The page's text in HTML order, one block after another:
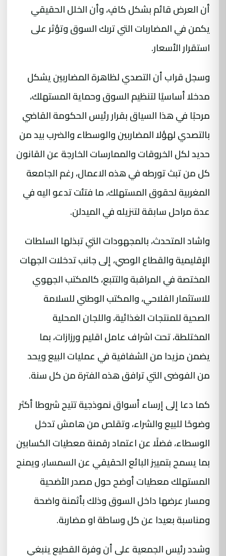
أن العرض قائم بشكل كافٍ، وأن الخلل الحقيقي
يكمن في المضاربات التي تربك السوق وتؤثر على
استقرار الأسعار.
وسجل قراب أن التصدي لظاهرة المضاربين يشكل
مدخلا أساسيًا لتنظيم السوق وحماية المستهلك،
مرحبًا في هذا السياق بقرار رئيس الحكومة القاضي
بالتصدي لهؤلا المضاربين والوسطاء والضرب بيد من
حديد لكل الخروقات والممارسات الخارجة عن القانون
كل من تبث تورطه في هذه الاعمال، رغم الجامعة
المغربية لحقوق المستهلك، ما فتئت تدعو اليه في
عدة مراحل سابقة لتنزيله في الميدلن.
واشاد المتحدث، بالمجهودات التي تبذلها السلطات
الإقليمية والقطاع الوصي، إلى جانب تدخلات الجهات
المختصة في المراقبة والتتبع، كالمكتب الجهوي
للاستثمار الفلاحي، والمكتب الوطني للسلامة
الصحية للمنتجات الغذائية، واللجان المحلية
المختلطة، تحت اشراف عامل اقليم ورزازات، بما
يضمن مزيدا من الشفافية في عمليات البيع ويحد
من الفوضى التي ترافق هذه الفترة من كل سنة.
كما دعا إلى إرساء أسواق نموذجية تتيح شروطا أكثر
وضوحًا للبيع والشراء، وتقلص من هامش تدخل
الوسطاء، فضلًا عن اعتماد رقمنة معطيات الكسابين
بما يسمح بتمييز البائع الحقيقي عن السمسار، ويمنح
المستهلك معطيات أوضح حول مصدر الأضحية
ومسار عرضها داخل السوق وذلك بأثمنة واضحة
ومناسبة بعيدا عن كل وساطة او مضاربة.
وشدد رئيس الجمعية على أن وفرة القطيع ينبغي